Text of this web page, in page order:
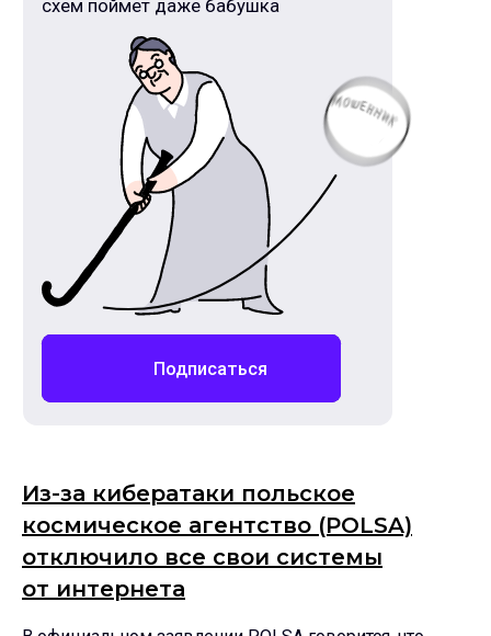
Подписаться
Из-за кибератаки польское
космическое агентство (POLSA)
отключило все свои системы
от интернета